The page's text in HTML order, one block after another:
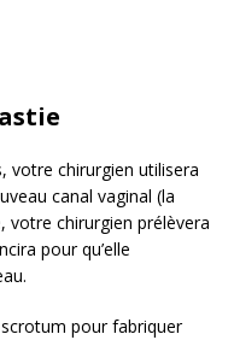
votre chirurgien utilisera
canal vaginal (la
votre chirurgien prélèvera
pour qu’elle
scrotum pour fabriquer